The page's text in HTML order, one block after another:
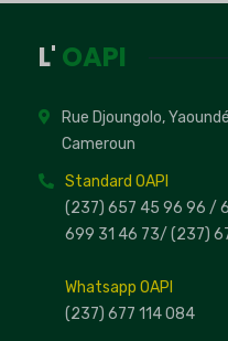
L' OAPI
Rue Djoungolo,
Cameroun
Standard OAPI
(237) 657 45 96 96 /
699 31 46 73/ (237)
Whatsapp OAPI
(237) 677 114 084